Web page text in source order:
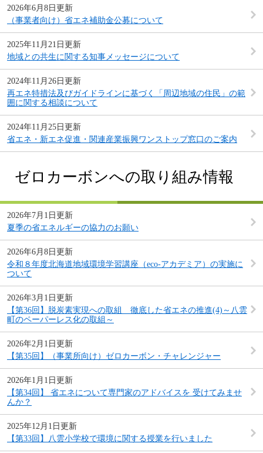
2026年6月8日更新
（事業者向け）省エネ補助金公募について
2025年11月21日更新
地域との共生に関する知事メッセージについて
2024年11月26日更新
再エネ特措法及びガイドラインに基づく「周辺地域の住民」の範
囲に関する相談について
2024年11月25日更新
省エネ・新エネ促進・関連産業振興ワンストップ窓口のご案内
ゼロカーボンへの取り組み情報
2026年7月1日更新
夏季の省エネルギーの協力のお願い
2026年6月8日更新
令和８年度北海道地域環境学習講座（eco-アカデミア）の実施に
ついて
2026年3月1日更新
【第36回】脱炭素実現への取組 徹底した省エネの推進(4)～八雲
町のペーパーレス化の取組～
2026年2月1日更新
【第35回】（事業所向け）ゼロカーボン・チャレンジャー
2026年1月1日更新
【第34回】 省エネについて専門家のアドバイスを 受けてみませ
んか？
2025年12月1日更新
【第33回】八雲小学校で環境に関する授業を行いました